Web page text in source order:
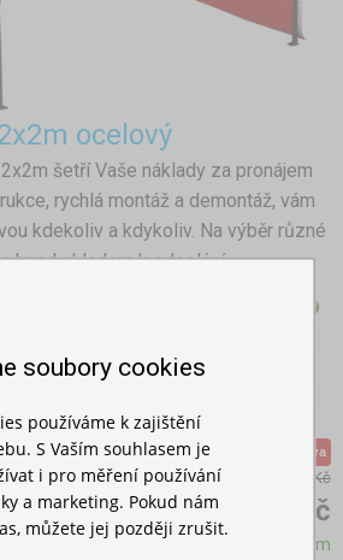
ocelový
šetří Vaše náklady za pronájem
rychlá montáž a demontáž, vám
kdekoliv a kdykoliv. Na výběr různé
hned skladem k odeslání.
30x30mm
plachet):
Oxford 800D (340g/m²)
Akční sleva
6 809,00 Kč
4 809,00 Kč
Skladem
soubory cookies
používáme k zajištění
S Vaším souhlasem je
i pro měření používání
a marketing. Pokud nám
můžete jej později zrušit.